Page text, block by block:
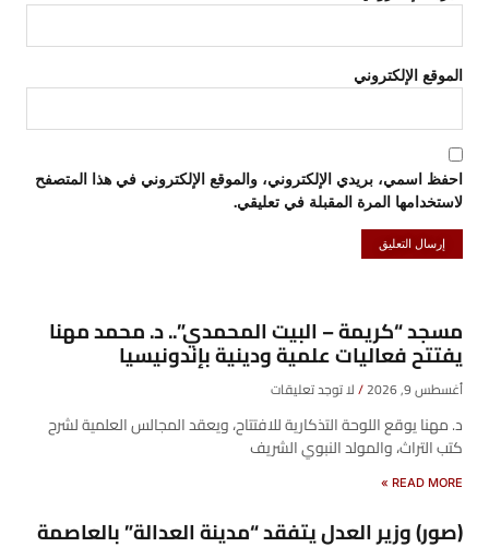
الموقع الإلكتروني
احفظ اسمي، بريدي الإلكتروني، والموقع الإلكتروني في هذا المتصفح
لاستخدامها المرة المقبلة في تعليقي.
مسجد “كريمة – البيت المحمدي”.. د. محمد مهنا
يفتتح فعاليات علمية ودينية بإندونيسيا
أغسطس 9, 2026 لا توجد تعليقات
د. مهنا يوقع اللوحة التذكارية للافتتاح، ويعقد المجالس العلمية لشرح
كتب التراث، والمولد النبوي الشريف
READ MORE »
(صور) وزير العدل يتفقد “مدينة العدالة” بالعاصمة